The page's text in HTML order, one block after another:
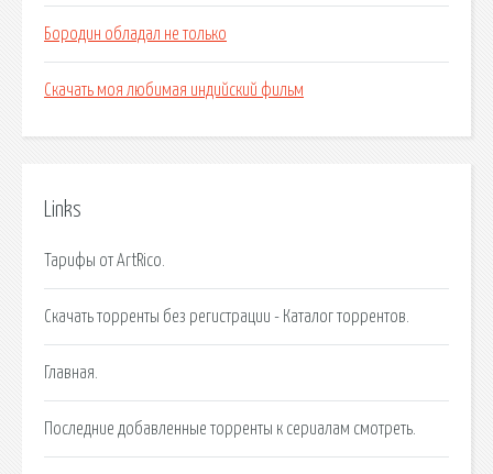
Бородин обладал не только
Скачать моя любимая индийский фильм
Links
Тарифы от ArtRico.
Скачать торренты без регистрации - Каталог торрентов.
Главная.
Последние добавленные торренты к сериалам смотреть.